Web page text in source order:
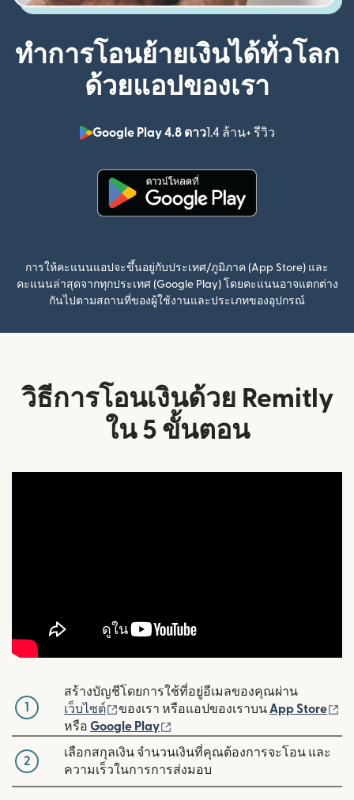
ทำการโอนย้ายเงินได้ทั่วโลก
ด้วยแอปของเรา
Google Play 4.8 ดาว1.4 ล้าน+ รีวิว
(เปิดในหน้าต่
การให้คะแนนแอปจะขึ้นอยู่กับประเทศ/ภูมิภาค (App Store) และ
คะแนนล่าสุดจากทุกประเทศ (Google Play) โดยคะแนนอาจแตกต่าง
กันไปตามสถานที่ของผู้ใช้งานและประเภทของอุปกรณ์
วิธีการโอนเงินด้วย Remitly
ใน 5 ขั้นตอน
1
สร้างบัญชีโดยการใช้ที่อยู่อีเมลของคุณผ่าน
เว็บไซต์
(เปิดในหน้าต่างใหม่)
ของเรา หรือแอปของเราบนApp Store
หรือ Google Play
2
เลือกสกุลเงิน จำนวนเงินที่คุณต้องการจะโอน และ
ความเร็วในการการส่งมอบ